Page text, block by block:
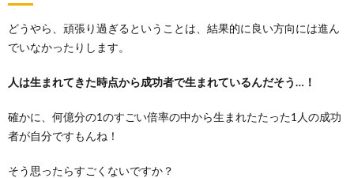
どうやら、頑張り過ぎるということは、結果的に良い方向には進ん
でいなかったりします。
人は生まれてきた時点から成功者で生まれているんだそう…！
確かに、何億分の1のすごい倍率の中から生まれたたった1人の成功
者が自分ですもんね！
そう思ったらすごくないですか？